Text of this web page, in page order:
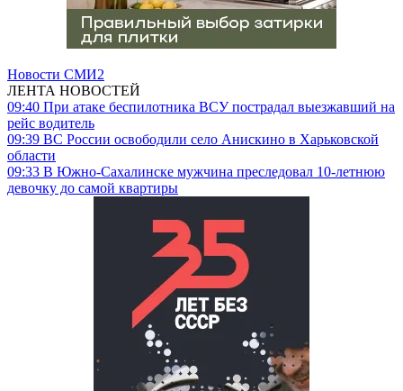
Новости СМИ2
ЛЕНТА НОВОСТЕЙ
09:40 При атаке беспилотника ВСУ пострадал выезжавший на
рейс водитель
09:39 ВС России освободили село Анискино в Харьковской
области
09:33 В Южно-Сахалинске мужчина преследовал 10-летнюю
девочку до самой квартиры